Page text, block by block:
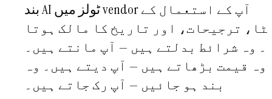
بند AI ٹولز میں vendor آپ کے استعمال کے
ترجیحات، اور تاریخ کا مالک ہوتا
وہ شرائط بدلتے ہیں — آپ مانتے ہیں۔
وہ قیمت بڑھاتے ہیں — آپ دیتے ہیں۔ وہ
بند ہو جائیں — آپ رک جاتے ہیں۔